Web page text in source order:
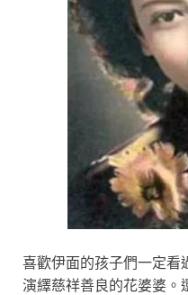
喜歡伊面的孩子們一定看
演繹慈祥善良的花婆婆。